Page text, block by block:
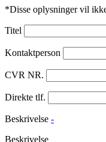
*Disse oplysninger vil
Titel
Kontaktperson
CVR NR.
Direkte tlf.
Beskrivelse -
Beskrivelse